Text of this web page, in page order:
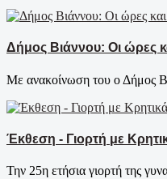
Δήμος Βιάννου: Οι ώρες
Με ανακοίνωση του ο Δήμος
Έκθεση - Γιορτή με
Την 25η ετήσια γιορτή της